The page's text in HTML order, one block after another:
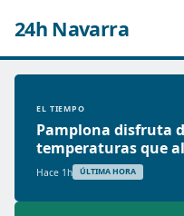
24h Navarra
EL TIEMPO
Pamplona disfruta
temperaturas que
Hace 1h ÚLTIMA HORA